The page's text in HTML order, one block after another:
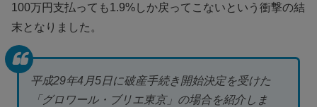
100万円支払っても1.9%しか戻ってこないという衝撃の結
末となりました。
平成29年4月5日に破産手続き開始決定を受けた
「グロワール・ブリエ東京」の場合を紹介しま